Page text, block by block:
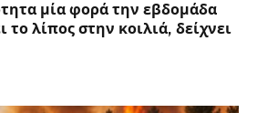
μία φορά την εβδομάδα
το λίπος στην κοιλιά, δείχνει